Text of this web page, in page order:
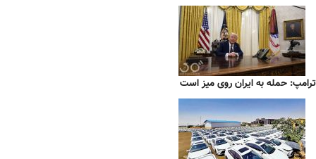
ترامپ: حمله به ایران روی میز است